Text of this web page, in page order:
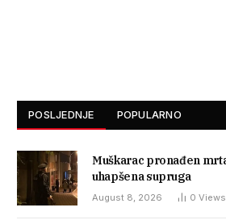
POSLJEDNJE POPULARNO
Muškarac pronađen
uhapšena supruga
August 8, 2026 0 Views